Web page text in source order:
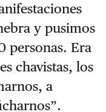
y pusimos
personas. Era
chavistas, los
a